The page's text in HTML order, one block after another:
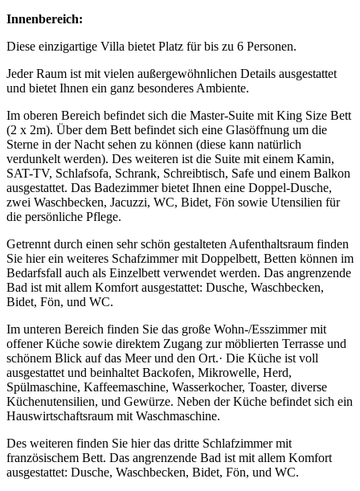
Innenbereich:
Diese einzigartige Villa bietet Platz für bis zu 6 Personen.
Jeder Raum ist mit vielen außergewöhnlichen Details ausgestattet
und bietet Ihnen ein ganz besonderes Ambiente.
Im oberen Bereich befindet sich die Master-Suite mit King Size Bett
(2 x 2m). Über dem Bett befindet sich eine Glasöffnung um die
Sterne in der Nacht sehen zu können (diese kann natürlich
verdunkelt werden). Des weiteren ist die Suite mit einem Kamin,
SAT-TV, Schlafsofa, Schrank, Schreibtisch, Safe und einem Balkon
ausgestattet. Das Badezimmer bietet Ihnen eine Doppel-Dusche,
zwei Waschbecken, Jacuzzi, WC, Bidet, Fön sowie Utensilien für
die persönliche Pflege.
Getrennt durch einen sehr schön gestalteten Aufenthaltsraum finden
Sie hier ein weiteres Schafzimmer mit Doppelbett, Betten können im
Bedarfsfall auch als Einzelbett verwendet werden. Das angrenzende
Bad ist mit allem Komfort ausgestattet: Dusche, Waschbecken,
Bidet, Fön, und WC.
Im unteren Bereich finden Sie das große Wohn-/Esszimmer mit
offener Küche sowie direktem Zugang zur möblierten Terrasse und
schönem Blick auf das Meer und den Ort.· Die Küche ist voll
ausgestattet und beinhaltet Backofen, Mikrowelle, Herd,
Spülmaschine, Kaffeemaschine, Wasserkocher, Toaster, diverse
Küchenutensilien, und Gewürze. Neben der Küche befindet sich ein
Hauswirtschaftsraum mit Waschmaschine.
Des weiteren finden Sie hier das dritte Schlafzimmer mit
französischem Bett. Das angrenzende Bad ist mit allem Komfort
ausgestattet: Dusche, Waschbecken, Bidet, Fön, und WC.